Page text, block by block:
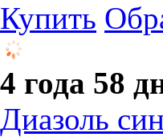
Купить
4 года 58
Диазоль